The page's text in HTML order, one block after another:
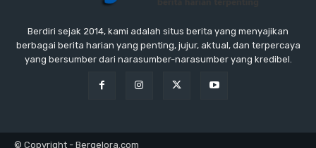
Berdiri sejak 2014, kami adalah situs berita yang menyajikan
berbagai berita harian yang penting, jujur, aktual, dan terpercaya
yang bersumber dari narasumber-narasumber yang kredibel.
© Copyright - Bergelora.com